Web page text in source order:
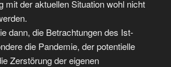
mit der aktuellen Situation wohl nicht
dann, die Betrachtungen des Ist-
die Pandemie, der potentielle
Zerstörung der eigenen